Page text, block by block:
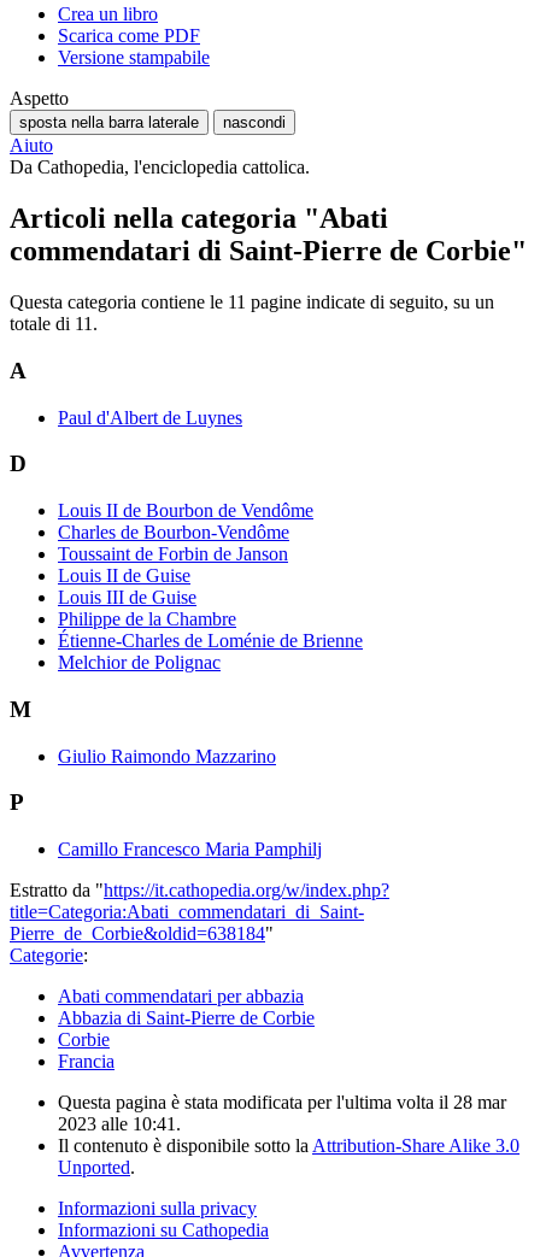
Crea un libro
Scarica come PDF
Versione stampabile
Aspetto
sposta nella barra laterale nascondi
Aiuto
Da Cathopedia, l'enciclopedia cattolica.
Articoli nella categoria "Abati
commendatari di Saint-Pierre de Corbie"
Questa categoria contiene le 11 pagine indicate di seguito, su un
totale di 11.
A
Paul d'Albert de Luynes
D
Louis II de Bourbon de Vendôme
Charles de Bourbon-Vendôme
Toussaint de Forbin de Janson
Louis II de Guise
Louis III de Guise
Philippe de la Chambre
Étienne-Charles de Loménie de Brienne
Melchior de Polignac
M
Giulio Raimondo Mazzarino
P
Camillo Francesco Maria Pamphilj
Estratto da "https://it.cathopedia.org/w/index.php?
title=Categoria:Abati_commendatari_di_Saint-
Pierre_de_Corbie&oldid=638184"
Categorie:
Abati commendatari per abbazia
Abbazia di Saint-Pierre de Corbie
Corbie
Francia
Questa pagina è stata modificata per l'ultima volta il 28 mar
2023 alle 10:41.
Il contenuto è disponibile sotto la Attribution-Share Alike 3.0
Unported.
Informazioni sulla privacy
Informazioni su Cathopedia
Avvertenza